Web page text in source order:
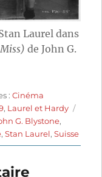
Laurel dans
de John G.
:Cinéma
, Laurel et Hardy
G. Blystone,
,Stan Laurel,Suisse